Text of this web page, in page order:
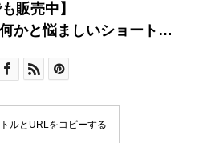
販売中】
かと悩ましいショートパ
ルとURLをコピーする